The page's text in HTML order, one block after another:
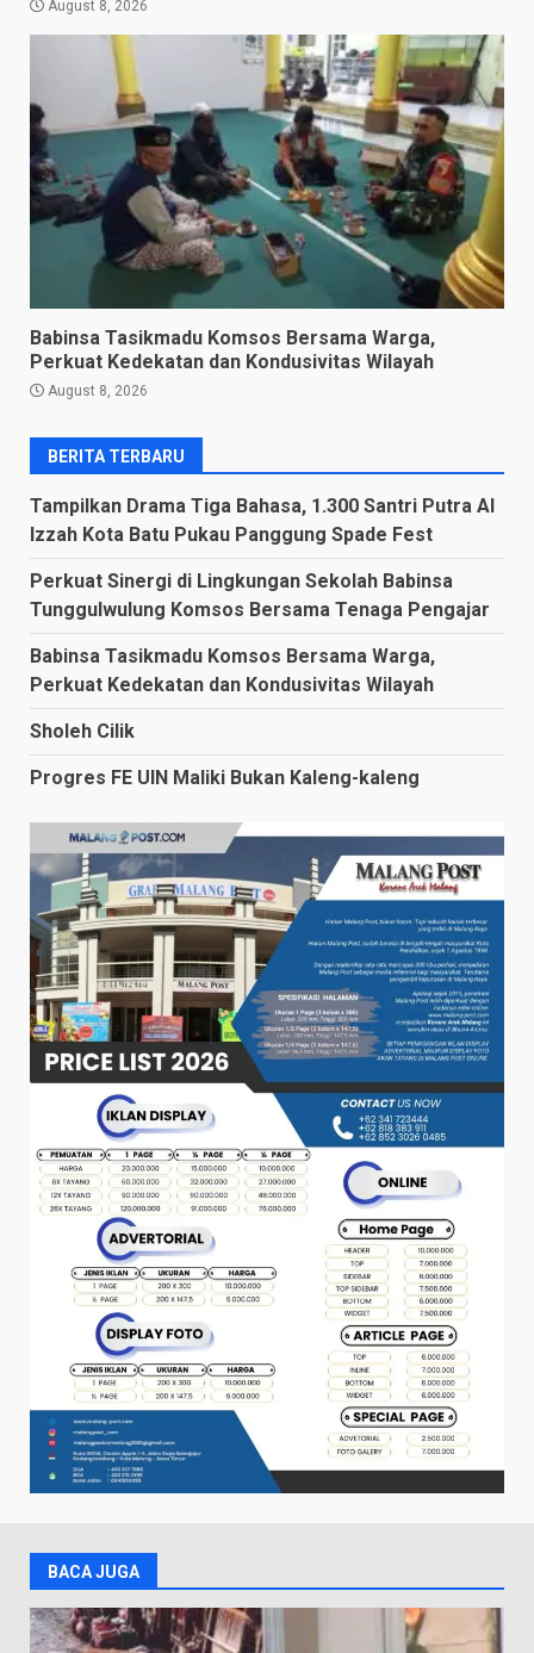
August 8, 2026
Babinsa Tasikmadu Komsos Bersama Warga,
Perkuat Kedekatan dan Kondusivitas Wilayah
August 8, 2026
BERITA TERBARU
Tampilkan Drama Tiga Bahasa, 1.300 Santri Putra Al
Izzah Kota Batu Pukau Panggung Spade Fest
Perkuat Sinergi di Lingkungan Sekolah Babinsa
Tunggulwulung Komsos Bersama Tenaga Pengajar
Babinsa Tasikmadu Komsos Bersama Warga,
Perkuat Kedekatan dan Kondusivitas Wilayah
Sholeh Cilik
Progres FE UIN Maliki Bukan Kaleng-kaleng
BACA JUGA